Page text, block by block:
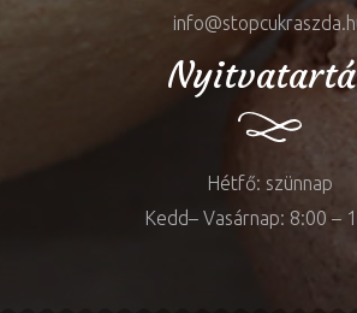
Hétfő: szünnap
Kedd– Vasárnap: 8:00 –